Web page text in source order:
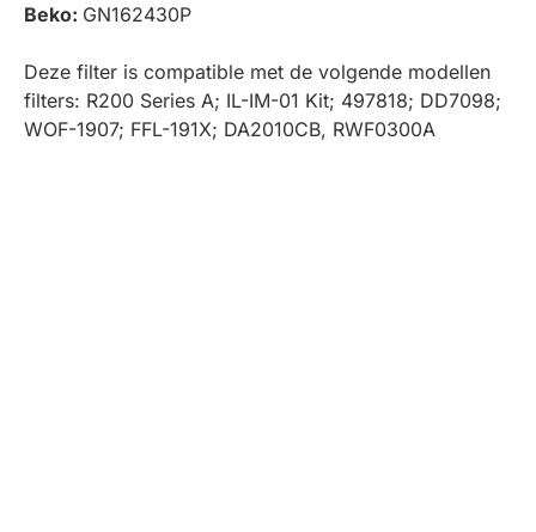
Beko: GN162430P
Deze filter is compatible met de volgende modellen
filters: R200 Series A; IL-IM-01 Kit; 497818; DD7098;
WOF-1907; FFL-191X; DA2010CB, RWF0300A